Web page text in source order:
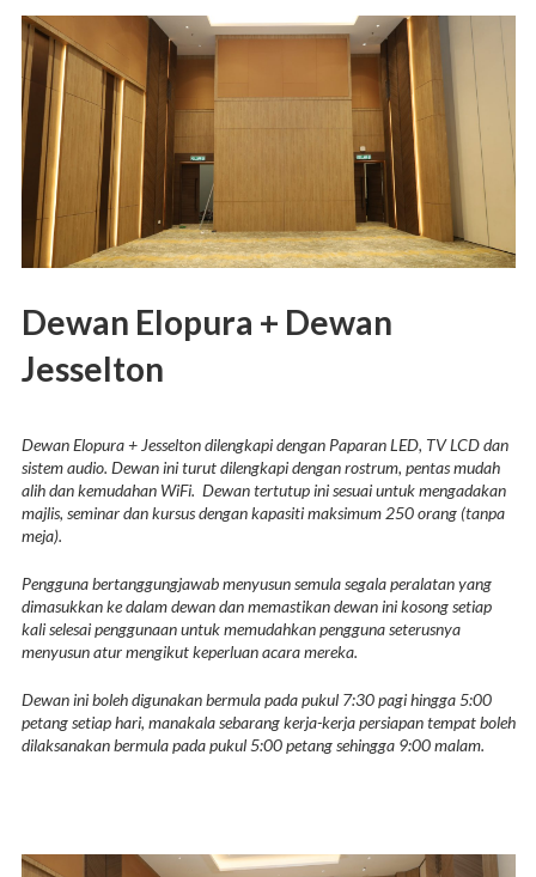
Dewan Elopura + Dewan
Jesselton
Dewan Elopura + Jesselton dilengkapi dengan Paparan LED, TV LCD dan
sistem audio. Dewan ini turut dilengkapi dengan rostrum, pentas mudah
alih dan kemudahan WiFi. Dewan tertutup ini sesuai untuk mengadakan
majlis, seminar dan kursus dengan kapasiti maksimum 250 orang (tanpa
meja).
Pengguna bertanggungjawab menyusun semula segala peralatan yang
dimasukkan ke dalam dewan dan memastikan dewan ini kosong setiap
kali selesai penggunaan untuk memudahkan pengguna seterusnya
menyusun atur mengikut keperluan acara mereka.
Dewan ini boleh digunakan bermula pada pukul 7:30 pagi hingga 5:00
petang setiap hari, manakala sebarang kerja-kerja persiapan tempat boleh
dilaksanakan bermula pada pukul 5:00 petang sehingga 9:00 malam.